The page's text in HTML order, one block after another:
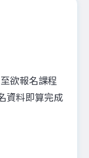
欲報名課程
資料即算完成